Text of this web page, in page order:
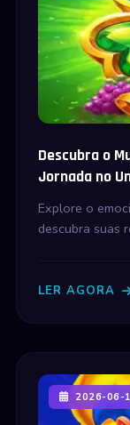
Descubra o
Jornada no
Explore o
descubra suas
LER AGORA
2026-06-